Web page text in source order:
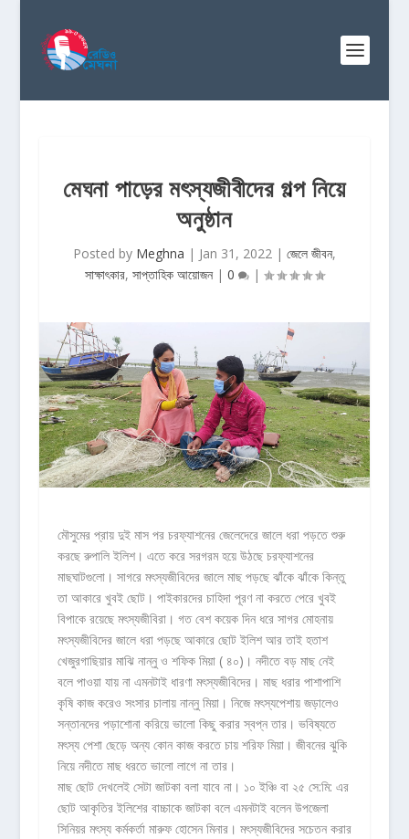
মেঘনা পাড়ের মৎস্যজীবীদের গল্প নিয়ে
অনুষ্ঠান
Posted by Meghna | Jan 31, 2022| জেলে জীবন,
সাক্ষাৎকার, সাপ্তাহিক আয়োজন| 0 |
মৌসুমের প্রায় দুই মাস পর চরফ্যাশনের জেলেদেরে জালে ধরা পড়তে শুরু
করছে রুপালি ইলিশ। এতে করে সরগরম হয়ে উঠছে চরফ্যাশনের
মাছঘাটগুলো। সাগরে মৎস্যজীবিদের জালে মাছ পড়ছে ঝাঁকে ঝাঁকে কিন্তু
তা আকারে খুবই ছোট। পাইকারদের চাহিদা পূরণ না করতে পেরে খুবই
বিপাকে রয়েছে মৎস্যজীবিরা। গত বেশ কয়েক দিন ধরে সাগর মোহনায়
মৎস্যজীবিদের জালে ধরা পড়ছে আকারে ছোট ইলিশ আর তাই হতাশ
খেজুরগাছিয়ার মাঝি নান্নু ও শফিক মিয়া ( ৪০)। নদীতে বড় মাছ নেই
বলে পাওয়া যায় না এমনটাই ধারণা মৎস্যজীবিদের। মাছ ধরার পাশাপাশি
কৃষি কাজ করেও সংসার চালায় নান্নু মিয়া। নিজে মৎস্যপেশায় জড়ালেও
সন্তানদের পড়াশোনা করিয়ে ভালো কিছু করার স্বপ্ন তার। ভবিষ্যতে
মৎস্য পেশা ছেড়ে অন্য কোন কাজ করতে চায় শরিফ মিয়া। জীবনের ঝুকি
নিয়ে নদীতে মাছ ধরতে ভালো লাগে না তার।
মাছ ছোট দেখলেই সেটা জাটকা বলা যাবে না। ১০ ইঞ্চি বা ২৫ সে:মি: এর
ছোট আকৃতির ইলিশের বাচ্চাকে জাটকা বলে এমনটাই বলেন উপজেলা
সিনিয়র মৎস্য কর্মকর্তা মারুফ হোসেন মিনার। মৎস্যজীবিদের সচেতন করার